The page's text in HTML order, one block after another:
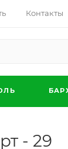
Контакты
- 29